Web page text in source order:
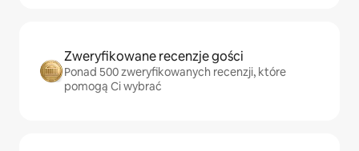
Zweryfikowane recenzje gości
Ponad 500 zweryfikowanych recenzji, które
pomogą Ci wybrać